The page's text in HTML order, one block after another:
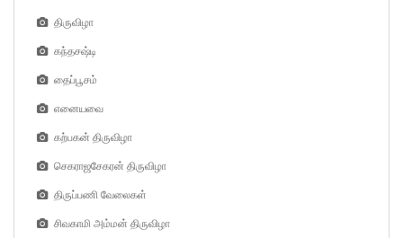
திருவிழா
கந்தசஷ்டி
தைப்பூசம்
எனையவை
கற்பகன் திருவிழா
செகராஜசேகரன் திருவிழா
திருப்பணி வேலைகள்
சிவகாமி அம்மன் திருவிழா